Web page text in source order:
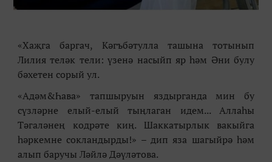
«Хаҗга баргач, Кәгъбәтулла ташына тотынып
Лилия теләк тели:үзенә насыйп ярһәм Әни булу
бәхетен сорый ул.
«Адәм&Һава» тапшыруын яздырганда мин бу
сүзләрне елый-елый тыңлаган идем... Аллаһы
Тәгаләнең кодрәте киң. Шаккатырлык вакыйга
һәркемне сокландырды!» – дип яза шагыйрә һәм
алып баручы Ләйлә Дәүләтова.